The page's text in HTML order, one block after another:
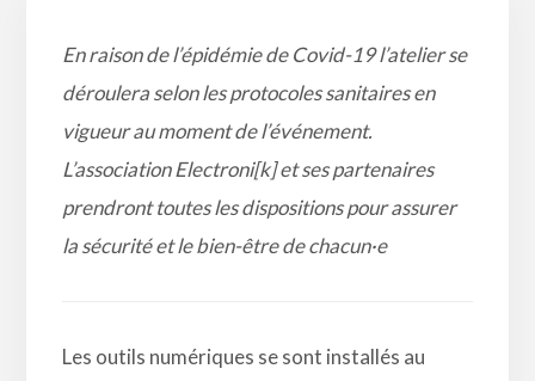
En raison de l’épidémie de Covid-19 l’atelier se
déroulera selon les protocoles sanitaires en
vigueur au moment de l’événement.
L’association Electroni[k] et ses partenaires
prendront toutes les dispositions pour assurer
la sécurité et le bien-être de chacun·e
Les outils numériques se sont installés au